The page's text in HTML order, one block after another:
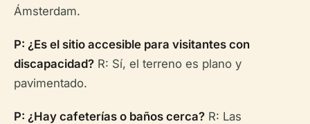
Ámsterdam.
P: ¿Es el sitio accesible para visitantes con
discapacidad? R: Sí, el terreno es plano y
pavimentado.
P: ¿Hay cafeterías o baños cerca? R: Las